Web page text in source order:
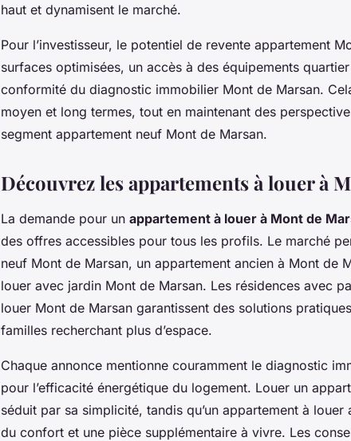
haut et dynamisent le marché.
Pour l’investisseur, le potentiel de revente appartement
surfaces optimisées, un accès à des équipements
conformité du diagnostic immobilier Mont de Marsan.
moyen et long termes, tout en maintenant des
segment appartement neuf Mont de Marsan.
Découvrez les appartements à louer à
La demande pour un appartement à louer à Mont de
des offres accessibles pour tous les profils. Le marché
neuf Mont de Marsan, un appartement ancien à Mont de
louer avec jardin Mont de Marsan. Les résidences avec
louer Mont de Marsan garantissent des solutions
familles recherchant plus d’espace.
Chaque annonce mentionne couramment le diagnostic
pour l’efficacité énergétique du logement. Louer un
séduit par sa simplicité, tandis qu’un appartement à
du confort et une pièce supplémentaire à vivre. Les